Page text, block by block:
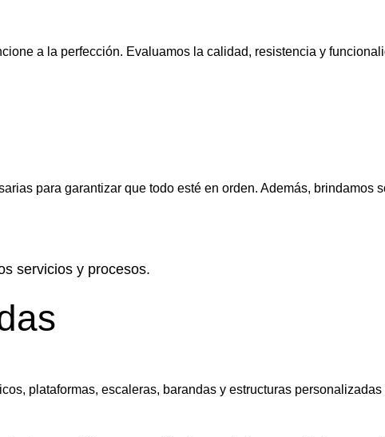
a la perfección. Evaluamos la calidad, resistencia y
para garantizar que todo esté en orden. Además, brindamos
servicios y procesos.
plataformas, escaleras, barandas y estructuras